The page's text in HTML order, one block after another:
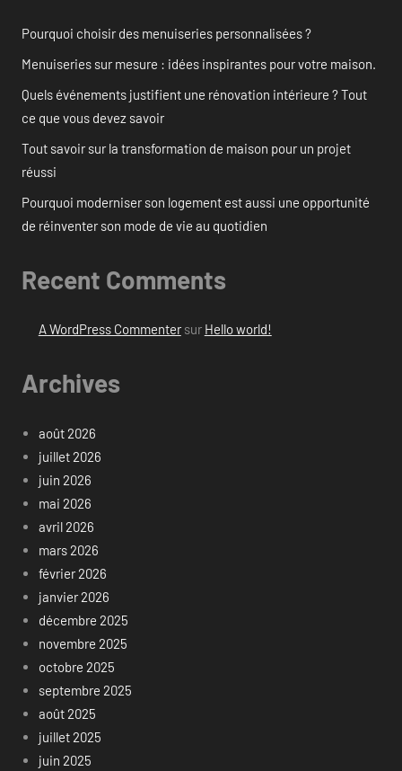
Pourquoi choisir des menuiseries personnalisées ?
Menuiseries sur mesure : idées inspirantes pour votre maison.
Quels événements justifient une rénovation intérieure ? Tout
ce que vous devez savoir
Tout savoir sur la transformation de maison pour un projet
réussi
Pourquoi moderniser son logement est aussi une opportunité
de réinventer son mode de vie au quotidien
Recent Comments
A WordPress Commentersur Hello world!
Archives
août 2026
juillet 2026
juin 2026
mai 2026
avril 2026
mars 2026
février 2026
janvier 2026
décembre 2025
novembre 2025
octobre 2025
septembre 2025
août 2025
juillet 2025
juin 2025